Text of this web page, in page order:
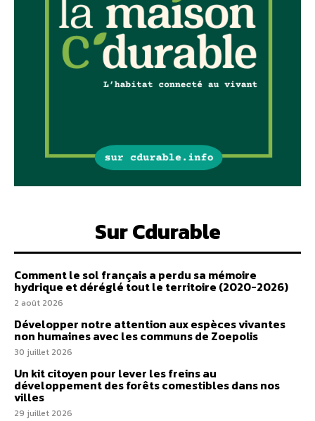
Sur Cdurable
Comment le sol français a perdu sa mémoire
hydrique et déréglé tout le territoire (2020-2026)
2 août 2026
Développer notre attention aux espèces vivantes
non humaines avec les communs de Zoepolis
30 juillet 2026
Un kit citoyen pour lever les freins au
développement des forêts comestibles dans nos
villes
29 juillet 2026